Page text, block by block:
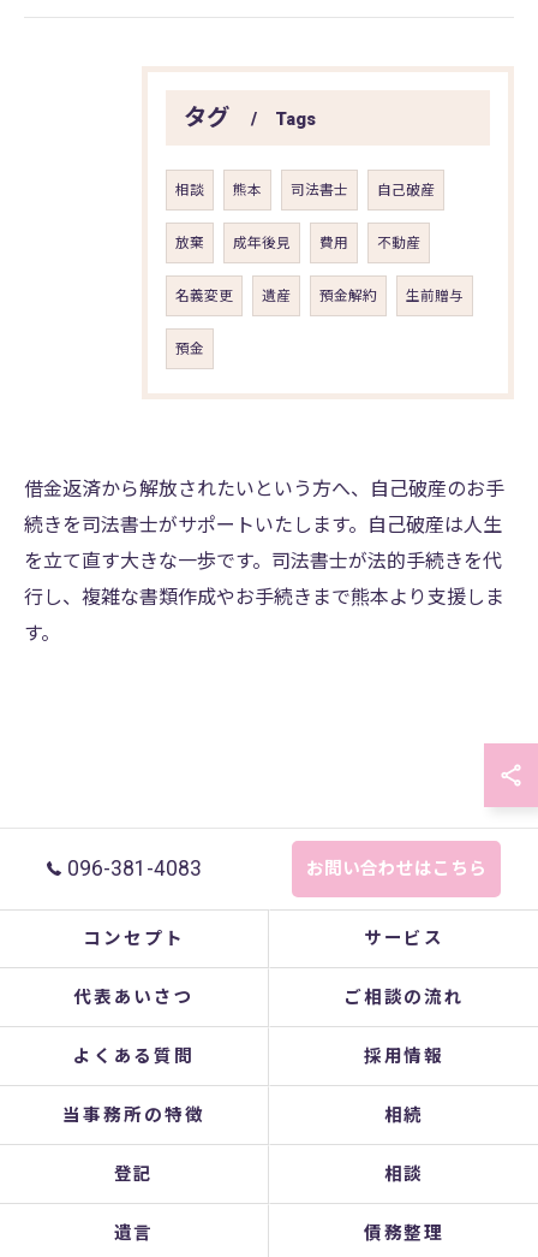
タグ Tags
相談 熊本 司法書士 自己破産
放棄 成年後見 費用 不動産
名義変更 遺産 預金解約 生前贈与
預金
借金返済から解放されたいという方へ、自己破産のお手
続きを司法書士がサポートいたします。自己破産は人生
を立て直す大きな一歩です。司法書士が法的手続きを代
行し、複雑な書類作成やお手続きまで熊本より支援しま
す。
096-381-4083 お問い合わせはこちら
コンセプト サービス
代表あいさつ ご相談の流れ
よくある質問 採用情報
当事務所の特徴 相続
登記 相談
遺言 債務整理